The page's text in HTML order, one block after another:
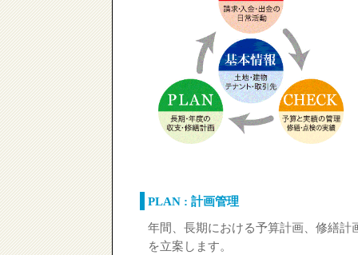
PLAN : 計画管理
年間、長期における予算計画、修繕計
を立案します。